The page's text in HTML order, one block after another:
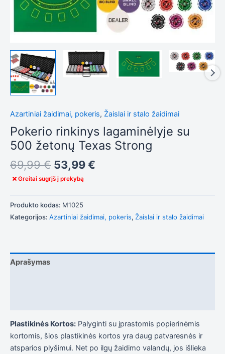
Azartiniai žaidimai, pokeris, Žaislai ir stalo žaidimai
Pokerio rinkinys lagaminėlyje su
500 žetonų Texas Strong
69,99€ 53,99€
Greitai sugrįš į prekybą
Produkto kodas: M1025
Kategorijos: Azartiniai žaidimai, pokeris, Žaislai ir stalo žaidimai
Aprašymas
Plastikinės Kortos: Palyginti su įprastomis popierinėmis
kortomis, šios plastikinės kortos yra daug patvaresnės ir
atsparios plyšimui. Net po ilgų žaidimo valandų, jos išlieka
Tiksliniai
slapukai
yra
privalomi.
svetainė
tinkamai
veiktų.
atsižvelgdami
apsilankymo
metu. Jei
atsisakysite
šių slapukų,